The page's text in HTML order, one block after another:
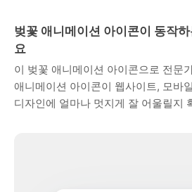
벚꽃 애니메이션 아이콘이 동작하
요
이 벚꽃 애니메이션 아이콘으로 전문
애니메이션 아이콘이 웹사이트, 모바
디자인에 얼마나 멋지게 잘 어울릴지